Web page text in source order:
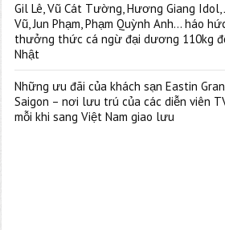
Gil Lê, Vũ Cát Tường, Hương Giang Idol,
Vũ, Jun Phạm, Phạm Quỳnh Anh… háo
thưởng thức cá ngừ đại dương 110kg
Nhật
Những ưu đãi của khách sạn Eastin
Saigon – nơi lưu trú của các diễn viên
mỗi khi sang Việt Nam giao lưu